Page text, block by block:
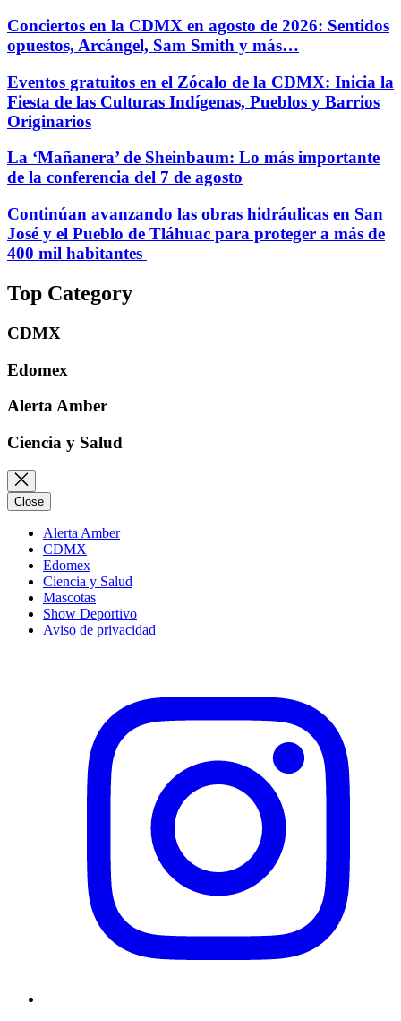
Conciertos en la CDMX en agosto de 2026: Sentidos
opuestos, Arcángel, Sam Smith y más…
Eventos gratuitos en el Zócalo de la CDMX: Inicia la
Fiesta de las Culturas Indígenas, Pueblos y Barrios
Originarios
La ‘Mañanera’ de Sheinbaum: Lo más importante
de la conferencia del 7 de agosto
Continúan avanzando las obras hidráulicas en San
José y el Pueblo de Tláhuac para proteger a más de
400 mil habitantes
Top Category
CDMX
Edomex
Alerta Amber
Ciencia y Salud
Close
Alerta Amber
CDMX
Edomex
Ciencia y Salud
Mascotas
Show Deportivo
Aviso de privacidad